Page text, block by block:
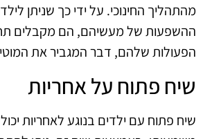
מהתהליך החינוכי. על ידי כך שניתן
ההשפעות של מעשיהם, הם מקבלים
הפעולות שלהם, דבר המגביר את
שיח פתוח על אחריות
שיח פתוח עם ילדים בנוגע לאחריות יכול